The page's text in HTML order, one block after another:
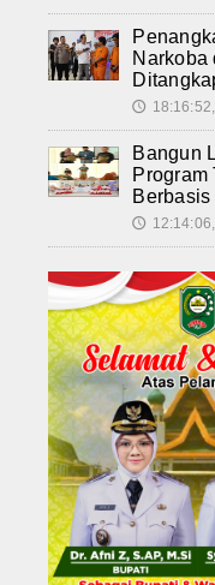
Narkoba
🕔
Bangun
Program
Berbasis
🕔